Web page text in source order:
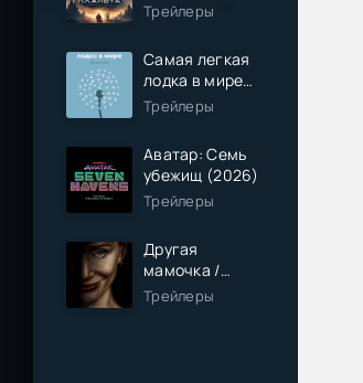
Трейлеры
Самая легкая
лодка в мире
(2026)
Трейлеры
Аватар: Семь
убежищ (2026)
Трейлеры
Другая
мамочка /
Чужая мама
(2026)
Трейлеры